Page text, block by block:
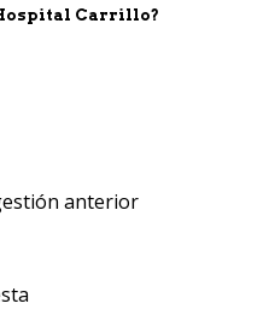
Carrillo?
anterior